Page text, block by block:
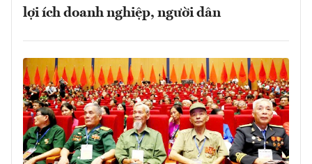
lợi ích doanh nghiệp, người dân